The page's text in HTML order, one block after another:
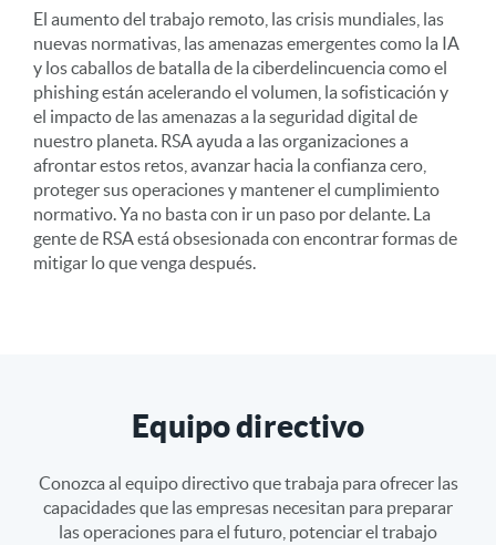
El aumento del trabajo remoto, las crisis mundiales, las
nuevas normativas, las amenazas emergentes como la IA
y los caballos de batalla de la ciberdelincuencia como el
phishing están acelerando el volumen, la sofisticación y
el impacto de las amenazas a la seguridad digital de
nuestro planeta. RSA ayuda a las organizaciones a
afrontar estos retos, avanzar hacia la confianza cero,
proteger sus operaciones y mantener el cumplimiento
normativo. Ya no basta con ir un paso por delante. La
gente de RSA está obsesionada con encontrar formas de
mitigar lo que venga después.
Equipo directivo
Conozca al equipo directivo que trabaja para ofrecer las
capacidades que las empresas necesitan para preparar
las operaciones para el futuro, potenciar el trabajo